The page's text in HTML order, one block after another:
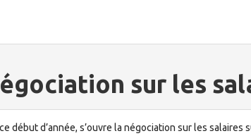
sur les
début d’année, s’ouvre la négociation sur les